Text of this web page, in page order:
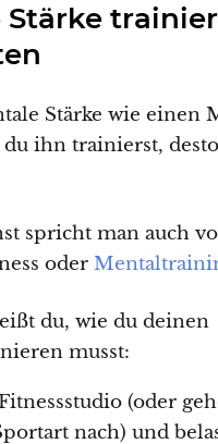
Stärke
Stärke wie einen
ihn trainierst,
spricht man auch
oder
du, wie du deinen
musst:
(oder
nach) und